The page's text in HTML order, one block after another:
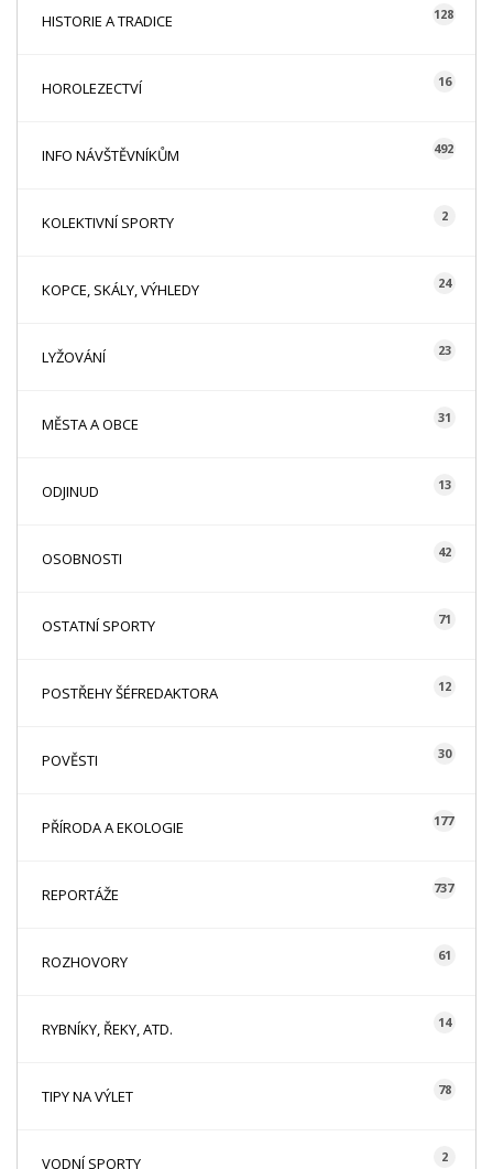
HISTORIE A TRADICE 128
HOROLEZECTVÍ 16
INFO NÁVŠTĚVNÍKŮM 492
KOLEKTIVNÍ SPORTY 2
KOPCE, SKÁLY, VÝHLEDY 24
LYŽOVÁNÍ 23
MĚSTA A OBCE 31
ODJINUD 13
OSOBNOSTI 42
OSTATNÍ SPORTY 71
POSTŘEHY ŠÉFREDAKTORA 12
POVĚSTI 30
PŘÍRODA A EKOLOGIE 177
REPORTÁŽE 737
ROZHOVORY 61
RYBNÍKY, ŘEKY, ATD. 14
TIPY NA VÝLET 78
VODNÍ SPORTY 2